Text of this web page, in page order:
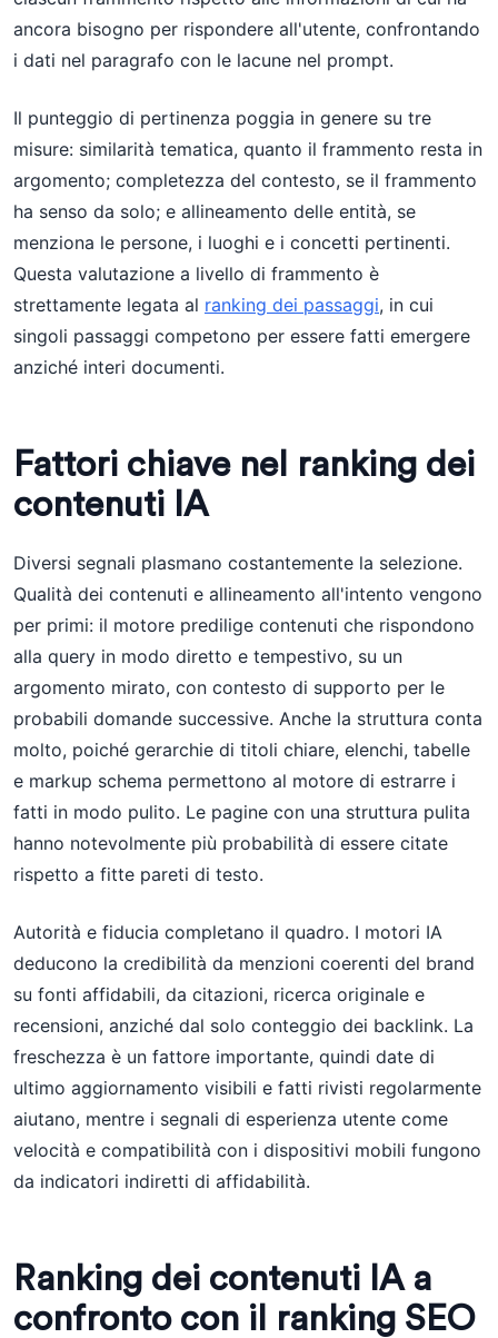
ancora bisogno per rispondere all'utente, confrontando
i dati nel paragrafo con le lacune nel prompt.
Il punteggio di pertinenza poggia in genere su tre
misure: similarità tematica, quanto il frammento resta in
argomento; completezza del contesto, se il frammento
ha senso da solo; e allineamento delle entità, se
menziona le persone, i luoghi e i concetti pertinenti.
Questa valutazione a livello di frammento è
strettamente legata al ranking dei passaggi, in cui
singoli passaggi competono per essere fatti emergere
anziché interi documenti.
Fattori chiave nel ranking dei
contenuti IA
Diversi segnali plasmano costantemente la selezione.
Qualità dei contenuti e allineamento all'intento vengono
per primi: il motore predilige contenuti che rispondono
alla query in modo diretto e tempestivo, su un
argomento mirato, con contesto di supporto per le
probabili domande successive. Anche la struttura conta
molto, poiché gerarchie di titoli chiare, elenchi, tabelle
e markup schema permettono al motore di estrarre i
fatti in modo pulito. Le pagine con una struttura pulita
hanno notevolmente più probabilità di essere citate
rispetto a fitte pareti di testo.
Autorità e fiducia completano il quadro. I motori IA
deducono la credibilità da menzioni coerenti del brand
su fonti affidabili, da citazioni, ricerca originale e
recensioni, anziché dal solo conteggio dei backlink. La
freschezza è un fattore importante, quindi date di
ultimo aggiornamento visibili e fatti rivisti regolarmente
aiutano, mentre i segnali di esperienza utente come
velocità e compatibilità con i dispositivi mobili fungono
da indicatori indiretti di affidabilità.
Ranking dei contenuti IA a
confronto con il ranking SEO